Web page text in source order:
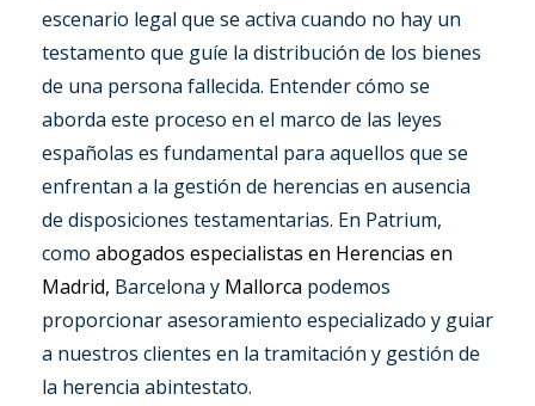
escenario legal que se activa cuando no hay un
testamento que guíe la distribución de los bienes
de una persona fallecida. Entender cómo se
aborda este proceso en el marco de las leyes
españolas es fundamental para aquellos que se
enfrentan a la gestión de herencias en ausencia
de disposiciones testamentarias. En Patrium,
como abogados especialistas en Herencias en
Madrid, Barcelona y Mallorca podemos
proporcionar asesoramiento especializado y guiar
a nuestros clientes en la tramitación y gestión de
la herencia abintestato.